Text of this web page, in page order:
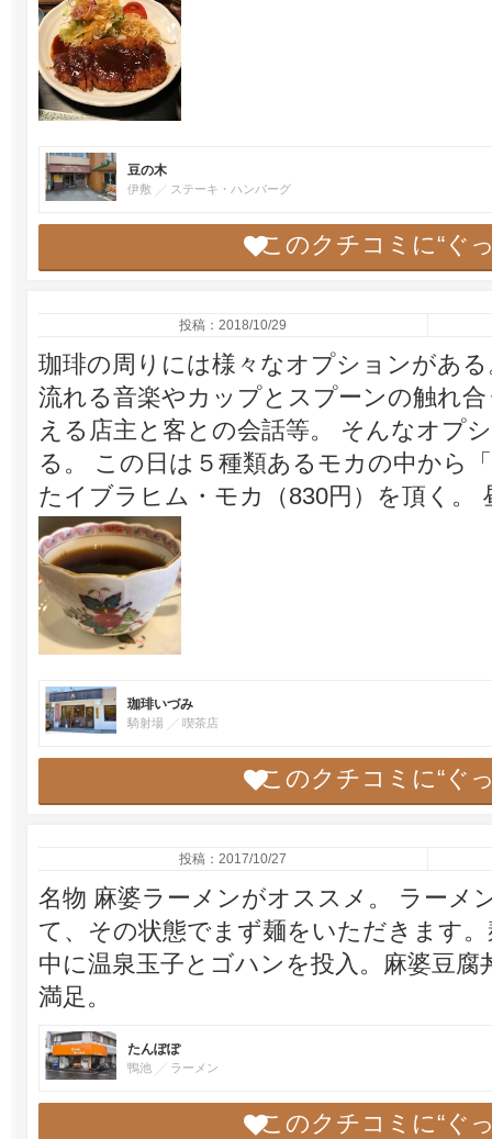
豆の木
伊敷 ステーキ・ハンバーグ
このクチコミに“ぐ
投稿：2018/10/29
珈琲の周りには様々なオプションがあ
流れる音楽やカップとスプーンの触れ
える店主と客との会話等。 そんなオプ
る。 この日は５種類あるモカの中から
たイブラヒム・モカ（830円）を頂く。
珈琲いづみ
騎射場 喫茶店
このクチコミに“ぐ
投稿：2017/10/27
名物 麻婆ラーメンがオススメ。 ラーメ
て、その状態でまず麺をいただきます
中に温泉玉子とゴハンを投入。麻婆豆
満足。
たんぽぽ
鴨池 ラーメン
このクチコミに“ぐ